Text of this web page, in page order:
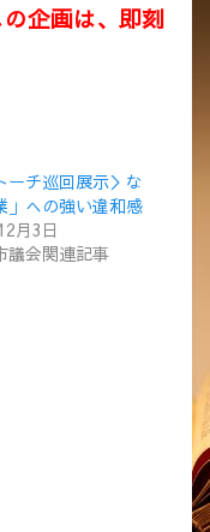
企画は、即刻
ーチ巡回展示＞な
」への強い違和感
月3日
議会関連記事